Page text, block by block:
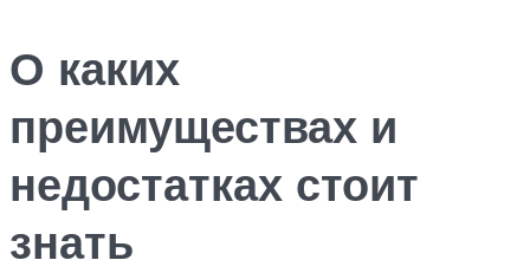
О каких
преимуществах и
недостатках стоит
знать